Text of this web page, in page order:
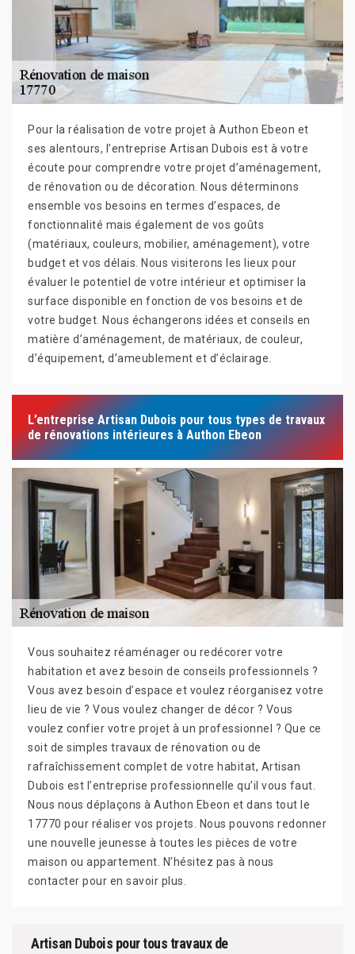
Pour la réalisation de votre projet à Authon Ebeon et
ses alentours, l’entreprise Artisan Dubois est à votre
écoute pour comprendre votre projet d’aménagement,
de rénovation ou de décoration. Nous déterminons
ensemble vos besoins en termes d’espaces, de
fonctionnalité mais également de vos goûts
(matériaux, couleurs, mobilier, aménagement), votre
budget et vos délais. Nous visiterons les lieux pour
évaluer le potentiel de votre intérieur et optimiser la
surface disponible en fonction de vos besoins et de
votre budget. Nous échangerons idées et conseils en
matière d’aménagement, de matériaux, de couleur,
d’équipement, d’ameublement et d’éclairage.
L’entreprise Artisan Dubois pour tous types de travaux
de rénovations intérieures à Authon Ebeon
Vous souhaitez réaménager ou redécorer votre
habitation et avez besoin de conseils professionnels ?
Vous avez besoin d’espace et voulez réorganisez votre
lieu de vie ? Vous voulez changer de décor ? Vous
voulez confier votre projet à un professionnel ? Que ce
soit de simples travaux de rénovation ou de
rafraîchissement complet de votre habitat, Artisan
Dubois est l’entreprise professionnelle qu’il vous faut.
Nous nous déplaçons à Authon Ebeon et dans tout le
17770 pour réaliser vos projets. Nous pouvons redonner
une nouvelle jeunesse à toutes les pièces de votre
maison ou appartement. N’hésitez pas à nous
contacter pour en savoir plus.
Artisan Dubois pour tous travaux de